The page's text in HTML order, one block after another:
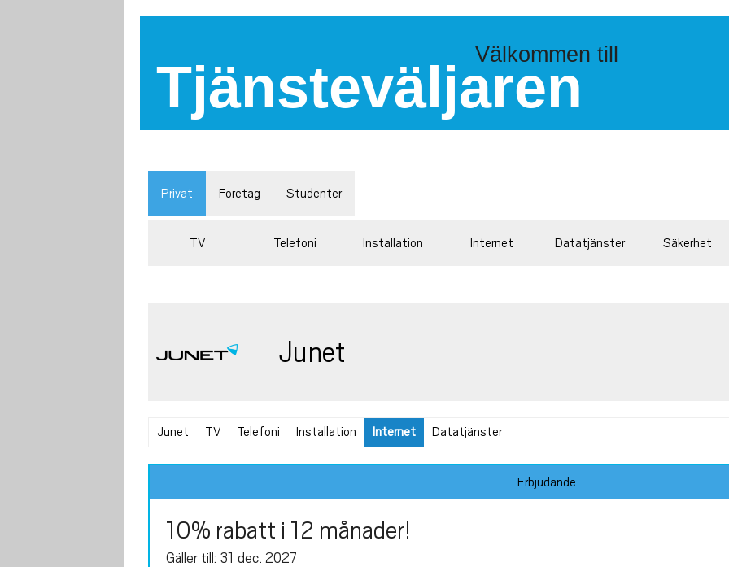
Välkommen till
Tjänsteväljaren
Privat Företag Studenter
TV Telefoni Installation Internet Datatjänster Säkerhet
Junet
Junet TV Telefoni Installation Internet Datatjänster
Erbjudande
10% rabatt i 12 månader!
Gäller till: 31 dec. 2027